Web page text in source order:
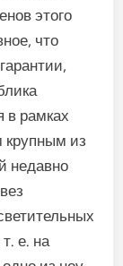
этого
что
в рамках
из
недавно
е. на